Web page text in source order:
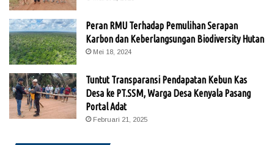
Peran RMU Terhadap Pemulihan Serapan
Karbon dan Keberlangsungan Biodiversity Hutan
Mei 18, 2024
Tuntut Transparansi Pendapatan Kebun Kas
Desa ke PT.SSM, Warga Desa Kenyala Pasang
Portal Adat
Februari 21, 2025